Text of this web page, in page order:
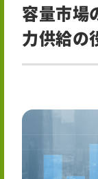
容量市場
力供給の